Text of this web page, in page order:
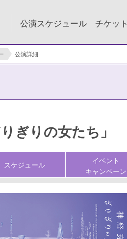
公演スケジュール チケット
公演詳細
ぎりの女たち」
スケジュール
イベント
キャンペーン